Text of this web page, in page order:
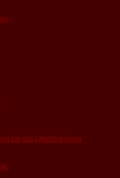
für das Qindie-Forum